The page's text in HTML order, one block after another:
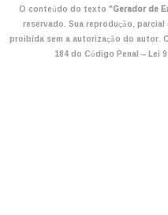
O conteúdo do texto "Gerador de
reservado. Sua reprodução,
proibida sem a autorização do autor.
184 do Código Penal –Lei